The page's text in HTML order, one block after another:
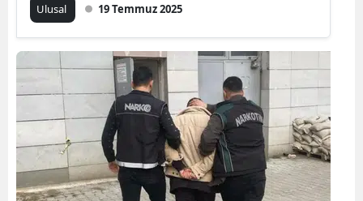
Ulusal 19 Temmuz 2025